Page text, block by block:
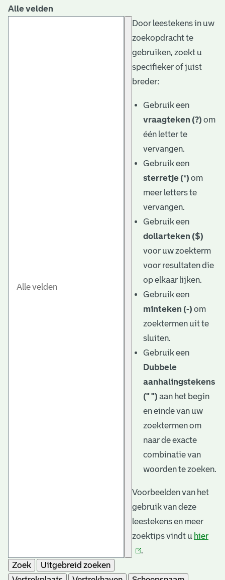
Alle velden
Door leestekens in uw
zoekopdracht te
gebruiken, zoekt u
specifieker of juist
breder:
Gebruik een
vraagteken (?) om
één letter te
vervangen.
Gebruik een
sterretje (*) om
meer letters te
vervangen.
Gebruik een
dollarteken ($)
voor uw zoekterm
voor resultaten die
op elkaar lijken.
Gebruik een
minteken (-) om
zoektermen uit te
sluiten.
Gebruik een
Dubbele
aanhalingstekens
(" ") aan het begin
en einde van uw
zoektermen om
naar de exacte
combinatie van
woorden te zoeken.
Voorbeelden van het
gebruik van deze
leestekens en meer
zoektips vindt u hier
.
Zoek
Uitgebreid zoeken